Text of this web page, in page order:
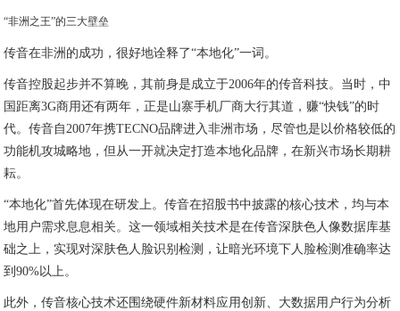
“非洲之王”的三大壁垒
传音在非洲的成功，很好地诠释了“本地化”一词。
传音控股起步并不算晚，其前身是成立于2006年的传音科技。当时，中
国距离3G商用还有两年，正是山寨手机厂商大行其道，赚“快钱”的时
代。传音自2007年携TECNO品牌进入非洲市场，尽管也是以价格较低的
功能机攻城略地，但从一开就决定打造本地化品牌，在新兴市场长期耕
耘。
“本地化”首先体现在研发上。传音在招股书中披露的核心技术，均与本
地用户需求息息相关。这一领域相关技术是在传音深肤色人像数据库基
础之上，实现对深肤色人脸识别检测，让暗光环境下人脸检测准确率达
到90%以上。
此外，传音核心技术还围绕硬件新材料应用创新、大数据用户行为分析